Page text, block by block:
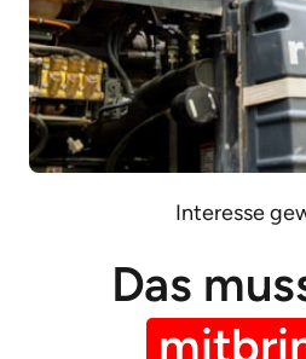
Interesse
Das